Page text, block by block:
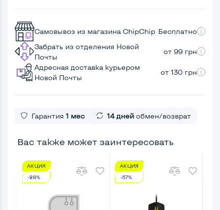
Самовывоз из магазина ChipChip Бесплатно
Забрать из отделения Новой
Почты
от 99 грн
Адресная доставка курьером
Новой Почты
от 130 грн
Гарантия 1 мес 14 дней обмен/возврат
Вас также может заинтересовать
АКЦИЯ
-28%
АКЦИЯ
-57%